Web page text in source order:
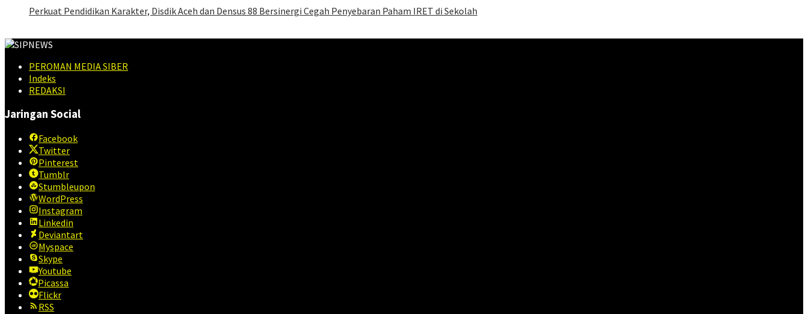
Perkuat Pendidikan Karakter, Disdik Aceh dan Densus 88 Bersinergi Cegah Penyebaran Paham IRET di Sekolah
PEROMAN MEDIA SIBER
Indeks
REDAKSI
Jaringan Social
Facebook
Twitter
Pinterest
Tumblr
Stumbleupon
WordPress
Instagram
Linkedin
Deviantart
Myspace
Skype
Youtube
Picassa
Flickr
RSS